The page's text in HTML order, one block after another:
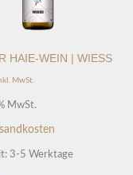
HAIE-WEIN | WIESS
MwSt.
MwSt.
3-5 Werktage